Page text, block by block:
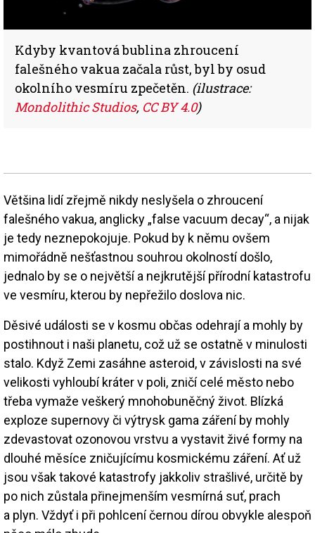
Kdyby kvantová bublina zhroucení
falešného vakua začala růst, byl by osud
okolního vesmíru zpečetěn. (ilustrace:
Mondolithic Studios, CC BY 4.0)
Většina lidí zřejmě nikdy neslyšela o zhroucení
falešného vakua, anglicky „false vacuum decay“, a nijak
je tedy neznepokojuje. Pokud by k němu ovšem
mimořádně nešťastnou souhrou okolností došlo,
jednalo by se o největší a nejkrutější přírodní katastrofu
ve vesmíru, kterou by nepřežilo doslova nic.
Děsivé události se v kosmu občas odehrají a mohly by
postihnout i naši planetu, což už se ostatně v minulosti
stalo. Když Zemi zasáhne asteroid, v závislosti na své
velikosti vyhloubí kráter v poli, zničí celé město nebo
třeba vymaže veškerý mnohobuněčný život. Blízká
exploze supernovy či výtrysk gama záření by mohly
zdevastovat ozonovou vrstvu a vystavit živé formy na
dlouhé měsíce zničujícímu kosmickému záření. Ať už
jsou však takové katastrofy jakkoliv strašlivé, určitě by
po nich zůstala přinejmenším vesmírná suť, prach
a plyn. Vždyť i při pohlcení černou dírou obvykle alespoň